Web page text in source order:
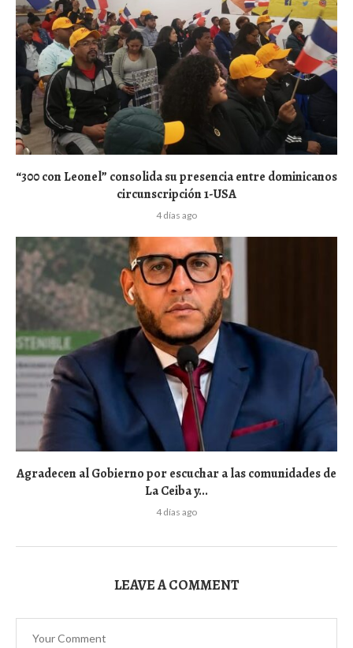
“300 con Leonel” consolida su presencia entre dominicanos
circunscripción 1-USA
4 días ago
Agradecen al Gobierno por escuchar a las comunidades de
La Ceiba y...
4 días ago
LEAVE A COMMENT